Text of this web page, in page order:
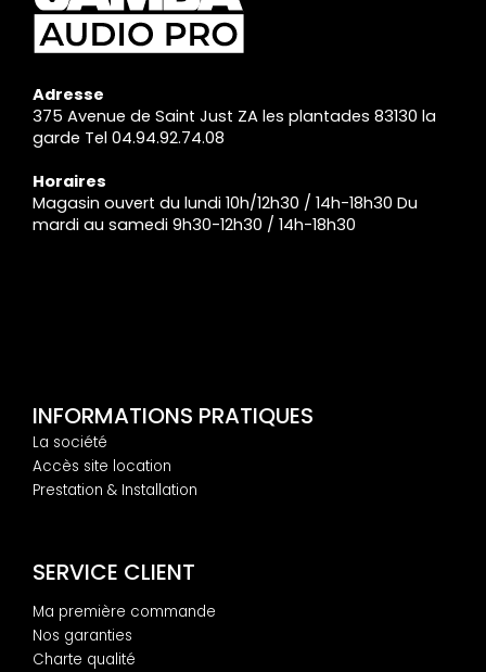
Adresse
375 Avenue de Saint Just ZA les plantades 83130 la
garde Tel 04.94.92.74.08
Horaires
Magasin ouvert du lundi 10h/12h30 / 14h-18h30 Du
mardi au samedi 9h30-12h30 / 14h-18h30
INFORMATIONS PRATIQUES
La société
Accès site location
Prestation & Installation
SERVICE CLIENT
Ma première commande
Nos garanties
Charte qualité